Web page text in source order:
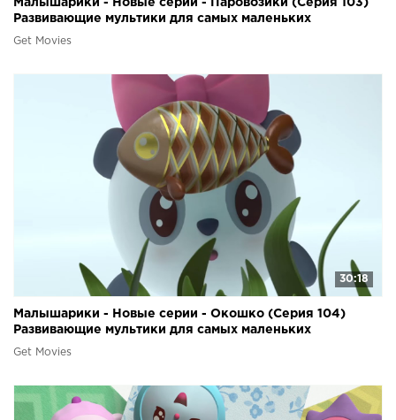
Малышарики - Новые серии - Паровозики (Серия 103)
Развивающие мультики для самых маленьких
Get Movies
30:18
Малышарики - Новые серии - Окошко (Серия 104)
Развивающие мультики для самых маленьких
Get Movies